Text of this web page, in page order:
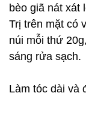
bèo giã nát xát
Trị trên mặt có
núi mỗi thứ
sáng rửa sạch.
Làm tóc dài và